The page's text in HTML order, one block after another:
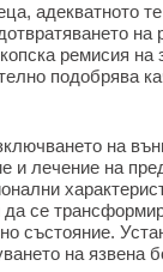
адекватното
на
ремисия на
подобрява
на
и лечение на
се
състояние.
на язвена